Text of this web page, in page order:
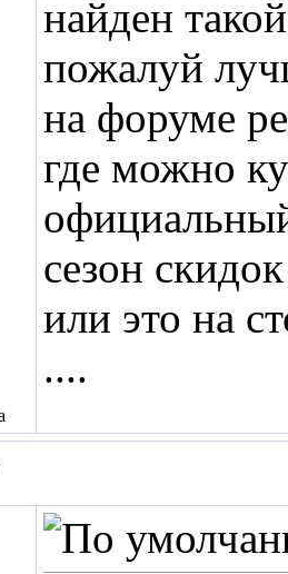
найден
пожалуй
на форуме
где можно
сезон
или это на
....